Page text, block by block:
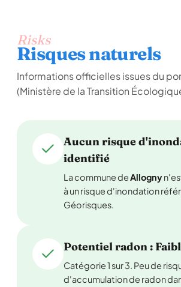
Risks
Risques naturels
Informations officielles issues du
(Ministère de la Transition
Aucun risque
identifié
La commune deAllogny
à un risque d'inondation
Géorisques.
Potentiel radon :
Catégorie 1 sur 3. Peu de
d'accumulation de radon